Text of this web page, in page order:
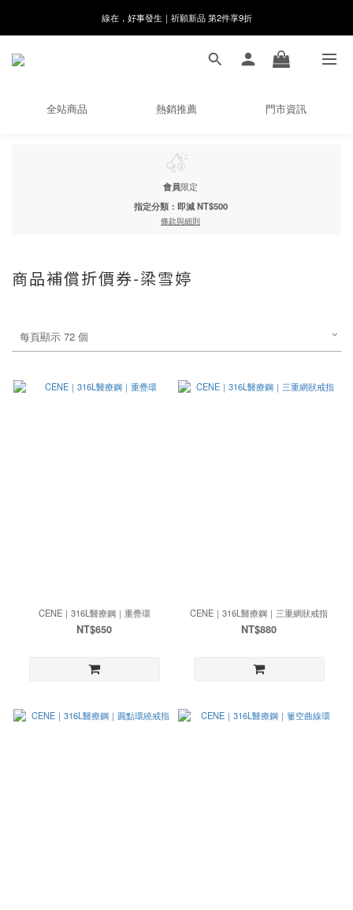
8月月初限定｜指定分類滿件88折！
8月月初限定｜指定分類滿件88折！
全站商品 熱銷推薦 門市資訊
會員限定
指定分類：即減 NT$500
條款與細則
商品補償折價券-梁雪婷
每頁顯示 72 個
CENE｜316L醫療鋼｜重疊環
NT$650
CENE｜316L醫療鋼｜三重網狀戒指
NT$880